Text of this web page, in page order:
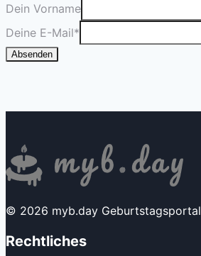
Dein Vorname
Deine E-Mail*
Absenden
© 2026 myb.day Geburtstagsportal
Rechtliches